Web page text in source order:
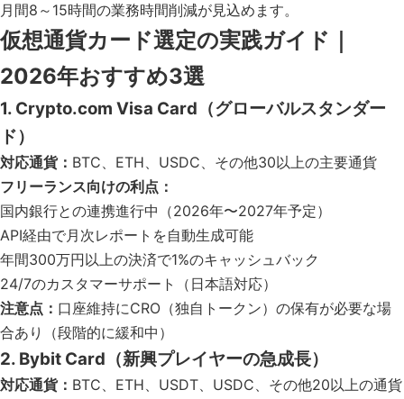
月間8～15時間の業務時間削減が見込めます。
仮想通貨カード選定の実践ガイド｜
2026年おすすめ3選
1. Crypto.com Visa Card（グローバルスタンダー
ド）
対応通貨： BTC、ETH、USDC、その他30以上の主要通貨
フリーランス向けの利点：
国内銀行との連携進行中（2026年〜2027年予定）
API経由で月次レポートを自動生成可能
年間300万円以上の決済で1%のキャッシュバック
24/7のカスタマーサポート（日本語対応）
注意点： 口座維持にCRO（独自トークン）の保有が必要な場
合あり（段階的に緩和中）
2. Bybit Card（新興プレイヤーの急成長）
対応通貨： BTC、ETH、USDT、USDC、その他20以上の通貨